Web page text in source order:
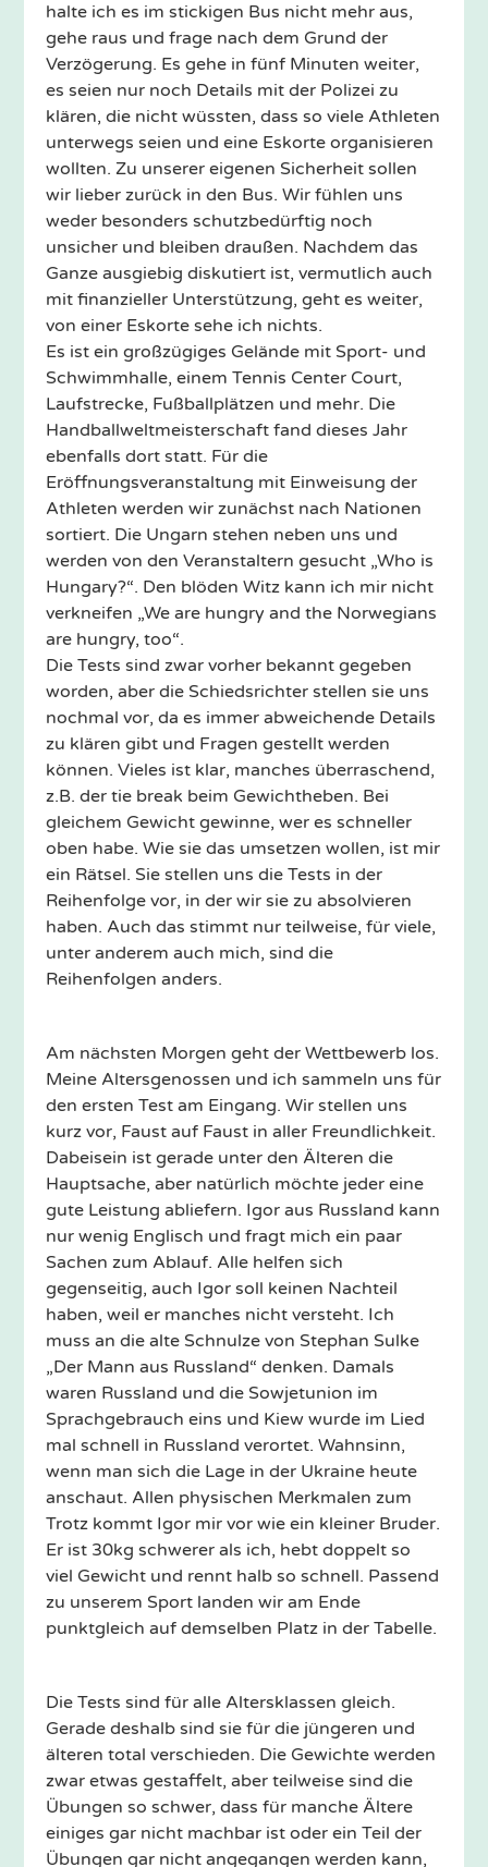
halte ich es im stickigen Bus nicht mehr aus,
gehe raus und frage nach dem Grund der
Verzögerung. Es gehe in fünf Minuten weiter,
es seien nur noch Details mit der Polizei zu
klären, die nicht wüssten, dass so viele Athleten
unterwegs seien und eine Eskorte organisieren
wollten. Zu unserer eigenen Sicherheit sollen
wir lieber zurück in den Bus. Wir fühlen uns
weder besonders schutzbedürftig noch
unsicher und bleiben draußen. Nachdem das
Ganze ausgiebig diskutiert ist, vermutlich auch
mit finanzieller Unterstützung, geht es weiter,
von einer Eskorte sehe ich nichts.
Es ist ein großzügiges Gelände mit Sport- und
Schwimmhalle, einem Tennis Center Court,
Laufstrecke, Fußballplätzen und mehr. Die
Handballweltmeisterschaft fand dieses Jahr
ebenfalls dort statt. Für die
Eröffnungsveranstaltung mit Einweisung der
Athleten werden wir zunächst nach Nationen
sortiert. Die Ungarn stehen neben uns und
werden von den Veranstaltern gesucht „Who is
Hungary?“. Den blöden Witz kann ich mir nicht
verkneifen „We are hungry and the Norwegians
are hungry, too“.
Die Tests sind zwar vorher bekannt gegeben
worden, aber die Schiedsrichter stellen sie uns
nochmal vor, da es immer abweichende Details
zu klären gibt und Fragen gestellt werden
können. Vieles ist klar, manches überraschend,
z.B. der tie break beim Gewichtheben. Bei
gleichem Gewicht gewinne, wer es schneller
oben habe. Wie sie das umsetzen wollen, ist mir
ein Rätsel. Sie stellen uns die Tests in der
Reihenfolge vor, in der wir sie zu absolvieren
haben. Auch das stimmt nur teilweise, für viele,
unter anderem auch mich, sind die
Reihenfolgen anders.
Am nächsten Morgen geht der Wettbewerb los.
Meine Altersgenossen und ich sammeln uns für
den ersten Test am Eingang. Wir stellen uns
kurz vor, Faust auf Faust in aller Freundlichkeit.
Dabeisein ist gerade unter den Älteren die
Hauptsache, aber natürlich möchte jeder eine
gute Leistung abliefern. Igor aus Russland kann
nur wenig Englisch und fragt mich ein paar
Sachen zum Ablauf. Alle helfen sich
gegenseitig, auch Igor soll keinen Nachteil
haben, weil er manches nicht versteht. Ich
muss an die alte Schnulze von Stephan Sulke
„Der Mann aus Russland“ denken. Damals
waren Russland und die Sowjetunion im
Sprachgebrauch eins und Kiew wurde im Lied
mal schnell in Russland verortet. Wahnsinn,
wenn man sich die Lage in der Ukraine heute
anschaut. Allen physischen Merkmalen zum
Trotz kommt Igor mir vor wie ein kleiner Bruder.
Er ist 30kg schwerer als ich, hebt doppelt so
viel Gewicht und rennt halb so schnell. Passend
zu unserem Sport landen wir am Ende
punktgleich auf demselben Platz in der Tabelle.
Die Tests sind für alle Altersklassen gleich.
Gerade deshalb sind sie für die jüngeren und
älteren total verschieden. Die Gewichte werden
zwar etwas gestaffelt, aber teilweise sind die
Übungen so schwer, dass für manche Ältere
einiges gar nicht machbar ist oder ein Teil der
Übungen gar nicht angegangen werden kann,